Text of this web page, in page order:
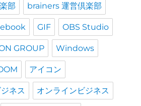
部 brainers 運営倶楽部
GIF OBS Studio
GROUP Windows
アイコン
ネス オンラインビジネス